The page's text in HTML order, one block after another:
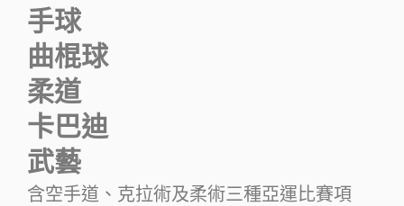
手球
曲棍球
柔道
卡巴迪
武藝
含空手道、克拉術及柔術三種亞運比賽項